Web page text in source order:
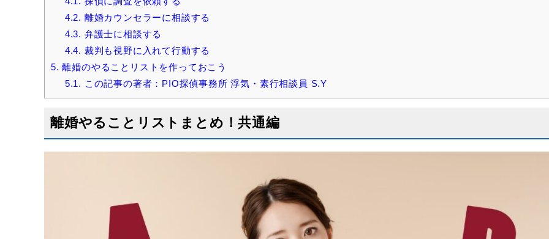
4.2. 離婚カウンセラーに相談する
4.3. 弁護士に相談する
4.4. 裁判も視野に入れて行動する
5. 離婚のやることリストを作っておこう
5.1. この記事の著者：PIO探偵事務所 浮気・素行相談員 S.Y
離婚やることリストまとめ！共通編